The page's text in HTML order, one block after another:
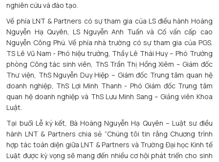
nghiên cứu và đào tạo.
Về phía LNT & Partners có sự tham gia của LS điều hành Hoàng
Nguyễn Hạ Quyên, LS Nguyễn Anh Tuấn và Cố vấn cấp cao
Nguyễn Công Phú. Về phía nhà trường có sự tham gia của PGS.
TS Lê Vũ Nam - Phó hiệu trưởng, Thầy Lê Thái Huy – Phó Trưởng
phòng Công tác sinh viên, ThS Trần Thị Hồng Xiêm – Giám đốc
Thư viện, ThS Nguyễn Duy Hiệp – Giám đốc Trung tâm quan hệ
doanh nghiệp, ThS Lợi Minh Thanh - Phó Giám đốc Trung tâm
quan hệ doanh nghiệp và ThS Lưu Minh Sang – Giảng viên Khoa
Luật.
Tại buổi Lễ ký kết, Bà Hoàng Nguyễn Hạ Quyên – Luật sư điều
hành LNT & Partners chia sẻ “Chúng tôi tin rằng Chương trình
hợp tác toàn diện giữa LNT & Partners và Trường Đại học Kinh tế
Luật được kỳ vọng sẽ mang đến nhiều cơ hội phát triển cho sinh